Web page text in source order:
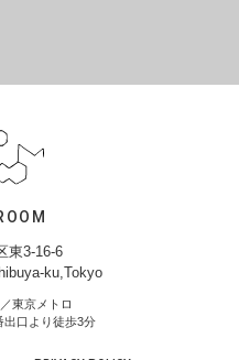
東3-16-6
ku,Tokyo
東京メトロ
出口より徒歩3分